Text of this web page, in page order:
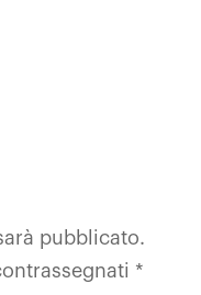
pubblicato.
*